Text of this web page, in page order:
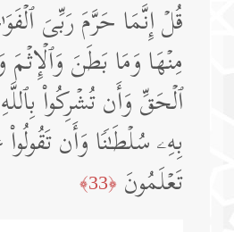
قُلۡ إِنَّمَا حَرَّمَ رَبِّیَ
مِنۡهَا وَمَا بَطَنَ وَٱلۡإِثۡمَ
ٱلۡحَقِّ وَأَن تُشۡرِكُوا۟
بِهِۦ سُلۡطَـٰنࣰا وَأَن
تَعۡلَمُونَ ﴿33﴾